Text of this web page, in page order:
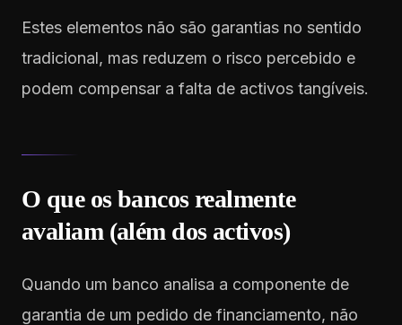
Estes elementos não são garantias no sentido
tradicional, mas reduzem o risco percebido e
podem compensar a falta de activos tangíveis.
O que os bancos realmente
avaliam (além dos activos)
Quando um banco analisa a componente de
garantia de um pedido de financiamento, não